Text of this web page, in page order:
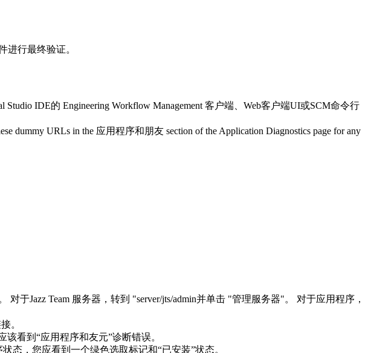
进行最终验证。
Studio IDE的 Engineering Workflow Management 客户端、Web客户端UI或SCM命令行
dummy URLs in the 应用程序和朋友 section of the Application Diagnostics page for any
对于Jazz Team 服务器 ，转到 "server/jts/admin并单击 "管理服务器"。 对于应用程序，
。
看到“应用程序和友元”诊断错误。
态，您应看到一个绿色选取标记和“已安装”状态。